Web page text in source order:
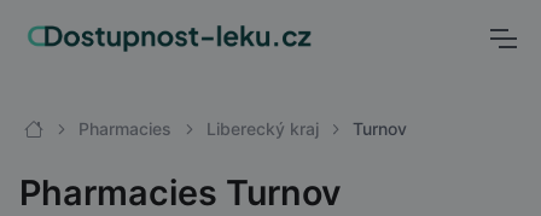
Pharmacies Liberecký kraj Turnov
Pharmacies Turnov